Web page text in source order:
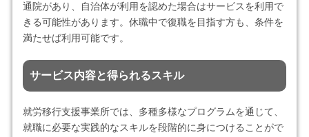
通院があり、自治体が利用を認めた場合はサービスを利用で
きる可能性があります。休職中で復職を目指す方も、条件を
満たせば利用可能です。
サービス内容と得られるスキル
就労移行支援事業所では、多種多様なプログラムを通じて、
就職に必要な実践的なスキルを段階的に身につけることがで